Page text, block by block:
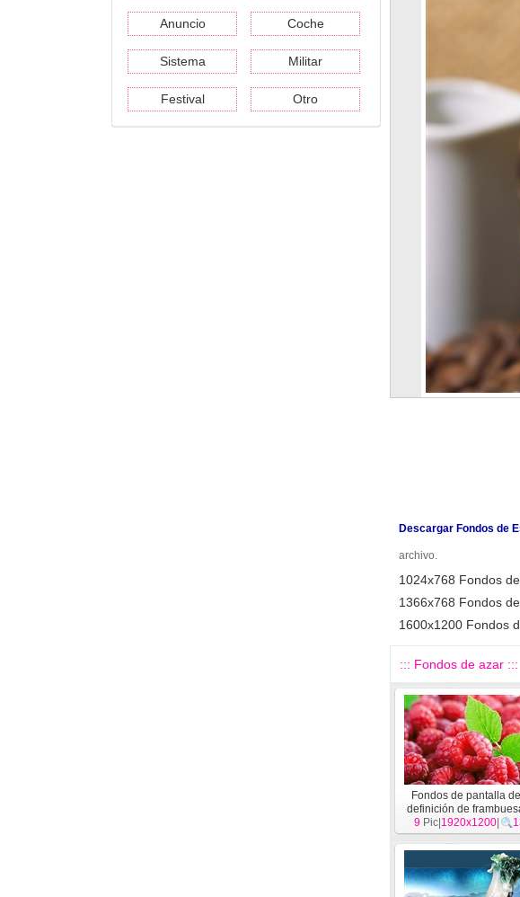
Anuncio Coche
Sistema Militar
Festival Otro
Descargar Fondos de
archivo.
1024x768 Fondos
1366x768 Fondos
1600x1200 Fondos
::: Fondos de azar :::
Fondos de pantalla
definición de
dulces[Otro]
9 Pic| 1920x1200